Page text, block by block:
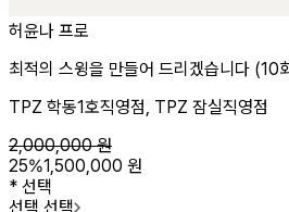
허윤나 프로
최적의 스윙을 만들어 드리겠습니다 (10
TPZ 학동1호직영점, TPZ 잠실직영점
2,000,000원
25%1,500,000 원
* 선택
선택 선택